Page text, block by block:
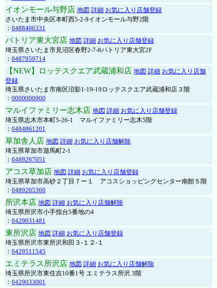
イオンモール与野店 地図 詳細 お気に入り店舗登録
さいたま市中央区本町西5-2-9イオンモール与野2階
： 0488406331
パトリア東大宮店 地図 詳細 お気に入り店舗登録
埼玉県さいたま市見沼区春野2-7-8パトリア東大宮2F
： 0487959714
【NEW】ロッテスクエア武蔵浦和店 地図 詳細 お気に入り店舗
登録
埼玉県さいたま市南区沼影1-19-19ロッテスクエア武蔵浦和店３階
： 0000000000
マルイファミリー志木店 地図 詳細 お気に入り店舗登録
埼玉県志木市本町5-26-1 マルイファミリー志木5階
： 0484861201
草加舎人店 地図 詳細 お気に入り店舗解除
埼玉県草加市遊馬町2-1
： 0489267051
アコス草加店 地図 詳細 お気に入り店舗登録
埼玉県草加市高砂２丁目７ー１ アコスショッピングセンター南館５階
： 0489205360
所沢本店 地図 詳細 お気に入り店舗解除
埼玉県所沢市小手指台5番地の4
： 0429031481
東所沢店 地図 詳細 お気に入り店舗登録
埼玉県所沢市東所沢和田３-１２-１
： 0429511545
エミテラス所沢店 地図 詳細 お気に入り店舗解除
埼玉県所沢市東住吉10番1号 エミテラス所沢 3階
： 0429033001